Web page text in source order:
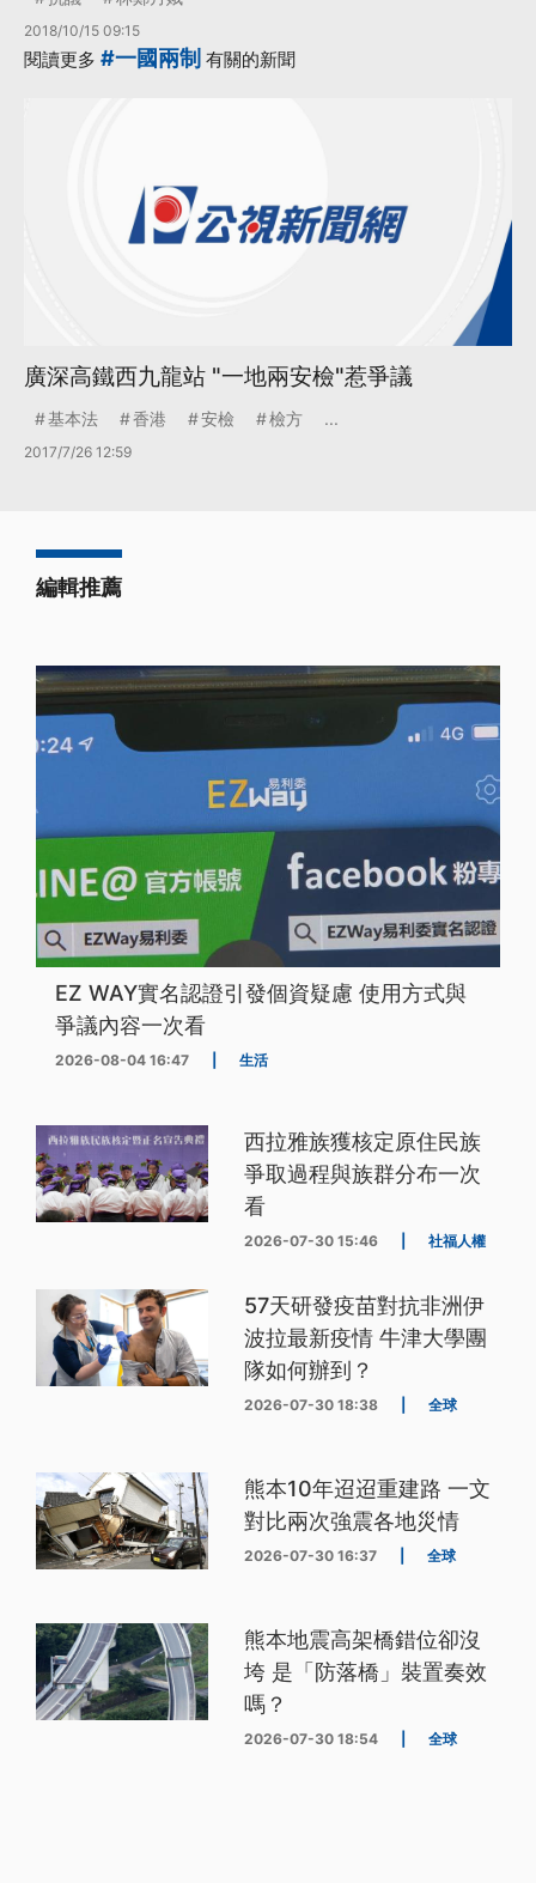
2018/10/15 09:15
閱讀更多 #一國兩制 有關的新聞
廣深高鐵西九龍站 "一地兩安檢"惹爭議
基本法 香港 安檢 檢方 ...
2017/7/26 12:59
編輯推薦
EZ WAY實名認證引發個資疑慮 使用方式與
爭議內容一次看
2026-08-04 16:47 生活
西拉雅族獲核定原住民族
爭取過程與族群分布一次
看
2026-07-30 15:46 社福人權
57天研發疫苗對抗非洲伊
波拉最新疫情 牛津大學團
隊如何辦到？
2026-07-30 18:38 全球
熊本10年迢迢重建路 一文
對比兩次強震各地災情
2026-07-30 16:37 全球
熊本地震高架橋錯位卻沒
垮 是「防落橋」裝置奏效
嗎？
2026-07-30 18:54 全球